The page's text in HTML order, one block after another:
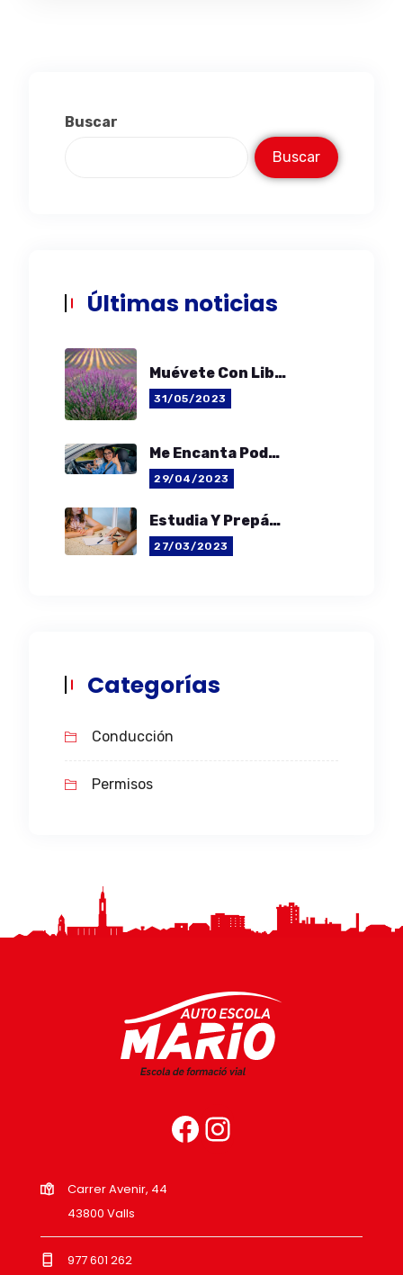
Buscar
Buscar
Últimas noticias
Muévete Con Libertad
31/05/2023
Me Encanta Poder Ser «moviltyFree»
29/04/2023
Estudia Y Prepárate Para Conseguir La Movilidad Libre
27/03/2023
Categorías
Conducción
Permisos
Carrer Avenir, 44
43800 Valls
977 601 262